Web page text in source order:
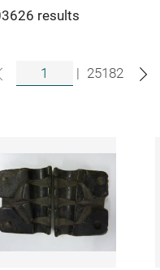
results
| 25182